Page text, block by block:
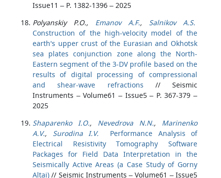
Issue11 – P. 1382-1396 – 2025
Polyanskiy P.O., Emanov A.F., Salnikov A.S.
Construction of the high-velocity model of the
earth's upper crust of the Eurasian and Okhotsk
sea plates conjunction zone along the North-
Eastern segment of the 3-DV profile based on the
results of digital processing of compressional
and shear-wave refractions // Seismic
Instruments – Volume61 – Issue5 – P. 367-379 –
2025
Shaparenko I.O., Nevedrova N.N., Marinenko
A.V., Surodina I.V.
Performance Analysis of
Electrical Resistivity Tomography Software
Packages for Field Data Interpretation in the
Seismically Active Areas (a Case Study of Gorny
Altai) // Seismic Instruments – Volume61 – Issue5